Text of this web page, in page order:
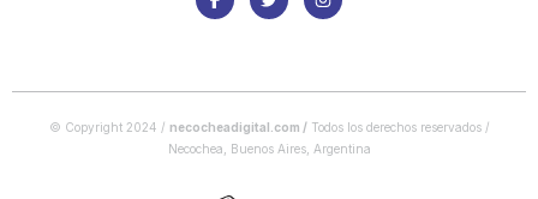
© Copyright 2024 / necocheadigital.com /Todos los derechos reservados /
Necochea, Buenos Aires, Argentina